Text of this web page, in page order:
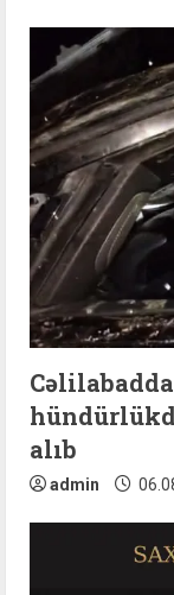
alıb
admin